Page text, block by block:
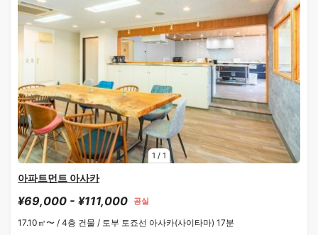
1 / 1
아파트먼트 아사카
¥69,000 - ¥111,000 공실
17.10㎡〜 / 4층 건물 / 토부 토죠선 아사카(사이타마) 17분